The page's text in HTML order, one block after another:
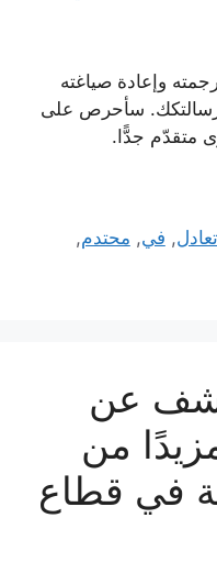
وإعادة صياغته
رسالتكك. سأحرص على
متقدّم جدًّا.
تعادل, في, محتدم,
عن
من
في قطاع